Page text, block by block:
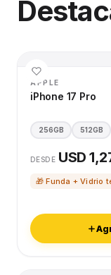
APPLE
iPhone 17 Pro
256GB 512GB
DESDE USD
🎁 Funda + Vidrio